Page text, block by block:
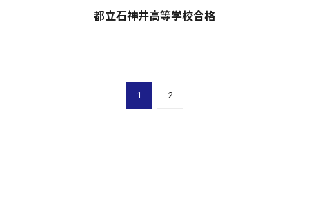
都立石神井高等学校合格
1 2